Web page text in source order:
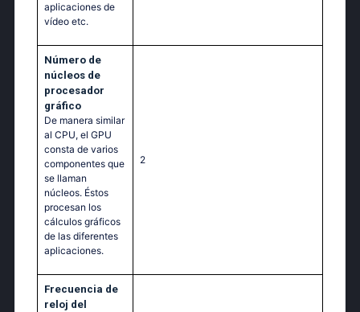
aplicaciones de
vídeo etc.
Número de
núcleos de
procesador
gráfico
De manera similar
al CPU, el GPU
consta de varios
componentes que
se llaman
núcleos. Éstos
procesan los
cálculos gráficos
de las diferentes
aplicaciones.
2
Frecuencia de
reloj del